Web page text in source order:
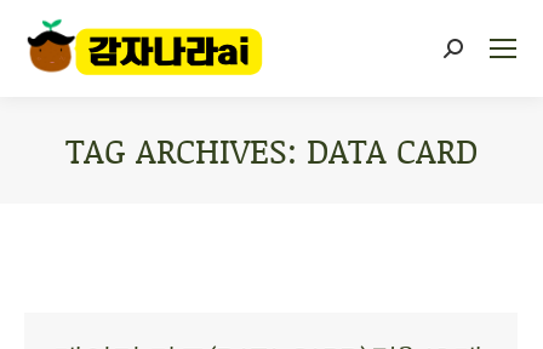
TAG ARCHIVES: DATA CARD